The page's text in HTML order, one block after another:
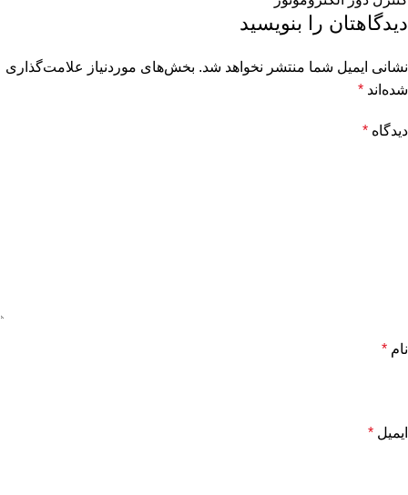
دیدگاهتان را بنویسید
نشانی ایمیل شما منتشر نخواهد شد. بخش‌های موردنیاز علامت‌گذاری
شده‌اند *
دیدگاه *
نام *
ایمیل *